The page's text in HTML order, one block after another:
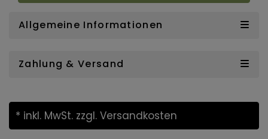
Allgemeine Informationen
Zahlung & Versand
* inkl. MwSt. zzgl. Versandkosten